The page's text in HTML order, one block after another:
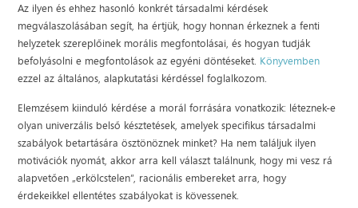
Az ilyen és ehhez hasonló konkrét társadalmi kérdések
megválaszolásában segít, ha értjük, hogy honnan érkeznek a fenti
helyzetek szereplőinek morális megfontolásai, és hogyan tudják
befolyásolni e megfontolások az egyéni döntéseket. Könyvemben
ezzel az általános, alapkutatási kérdéssel foglalkozom.
Elemzésem kiinduló kérdése a morál forrására vonatkozik: léteznek-e
olyan univerzális belső késztetések, amelyek specifikus társadalmi
szabályok betartására ösztönöznek minket? Ha nem találjuk ilyen
motivációk nyomát, akkor arra kell választ találnunk, hogy mi vesz rá
alapvetően „erkölcstelen”, racionális embereket arra, hogy
érdekeikkel ellentétes szabályokat is kövessenek.